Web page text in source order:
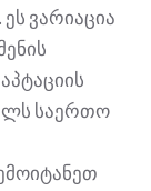
ვარიაცია
საერთო